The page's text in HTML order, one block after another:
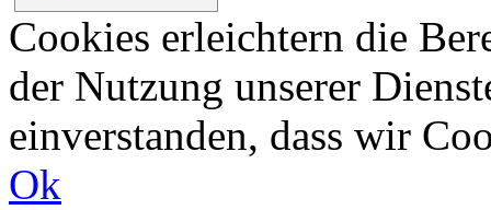
Cookies erleichtern die
der Nutzung unserer
einverstanden, dass wir
Ok